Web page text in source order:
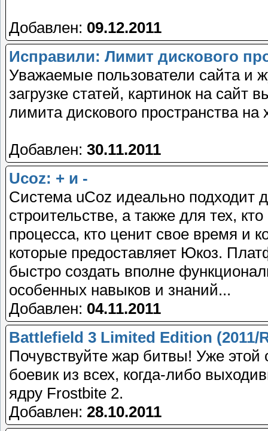
Добавлен: 09.12.2011
Исправили: Лимит дискового
Уважаемые пользователи сайта и
загрузке статей, картинок на
лимита дискового пространства на
Добавлен: 30.11.2011
Ucoz: + и -
Система uCoz идеально
строительстве, а также для тех,
процесса, кто ценит свое время и
которые предоставляет Юкоз.
быстро создать вполне
особенных навыков и знаний...
Добавлен: 04.11.2011
Battlefield 3 Limited Edition (2011/
Почувствуйте жар битвы! Уже
боевик из всех, когда-либо
ядру Frostbite 2.
Добавлен: 28.10.2011